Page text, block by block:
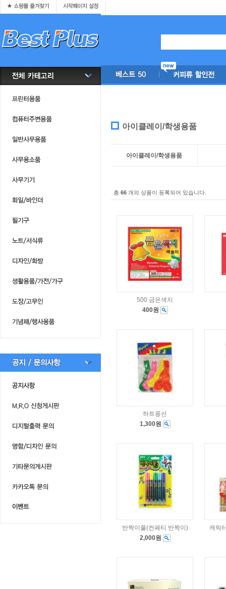
아이클레이/학생용품
아이클레이/학생용품
총 66 개의 상품이 등록되어 있습니다.
500 금은색지
400원
하트풍선
1,300원
반짝이풀(컨페티 반짝이)
2,000원
캐릭